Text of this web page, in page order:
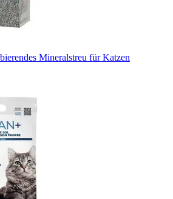
Mineralstreu für Katzen